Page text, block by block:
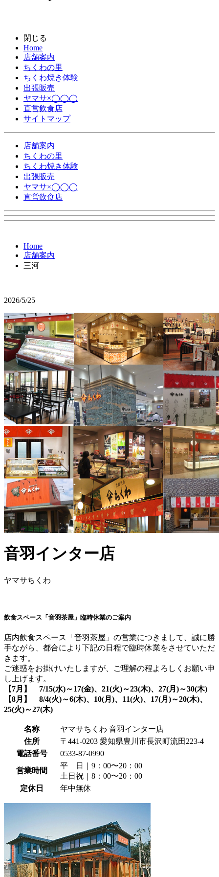
閉じる
Home
店舗案内
ちくわの里
ちくわ焼き体験
出張販売
ヤマサ×◯◯◯
直営飲食店
サイトマップ
店舗案内
ちくわの里
ちくわ焼き体験
出張販売
ヤマサ×◯◯◯
直営飲食店
Home
店舗案内
三河
2026/5/25
音羽インター店
ヤマサちくわ
飲食スペース「音羽茶屋」臨時休業のご案内
店内飲食スペース「音羽茶屋」の営業につきまして、誠に勝
手ながら、都合により下記の日程で臨時休業をさせていただ
きます。
ご迷惑をお掛けいたしますが、ご理解の程よろしくお願い申
し上げます。
【7月】 7/15(水)～17(金)、21(火)～23(木)、27(月)～30(木)
【8月】 8/4(火)～6(木)、10(月)、11(火)、17(月)～20(木)、
25(火)～27(木)
名称
ヤマサちくわ 音羽インター店
住所
〒441-0203 愛知県豊川市長沢町流田223-4
電話番号
0533-87-0990
営業時間
平 日｜9：00〜20：00
土日祝｜8：00〜20：00
定休日
年中無休